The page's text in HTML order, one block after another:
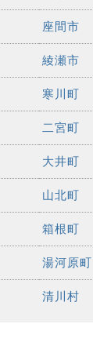
座間市
綾瀬市
寒川町
二宮町
大井町
山北町
箱根町
湯河原町
清川村